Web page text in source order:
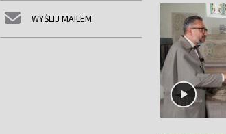
WYŚLIJ MAILEM